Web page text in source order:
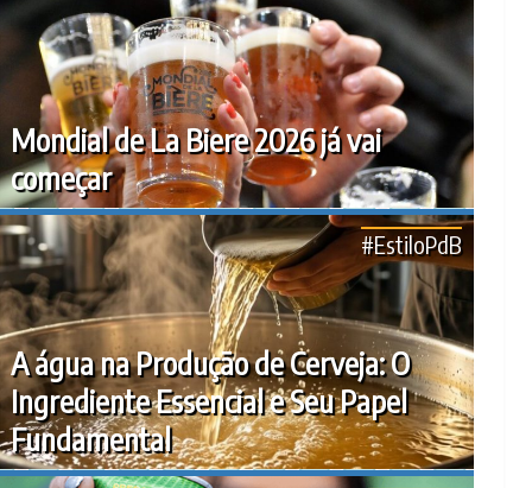
Mondial de La Biere 2026 já vai
começar
A água na Produção de Cerveja: O
Ingrediente Essencial e Seu Papel
Fundamental
#EstiloPdB